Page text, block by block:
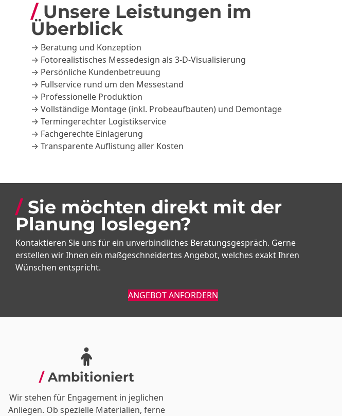
Unsere Leistungen im
Überblick
→ Beratung und Konzeption
→ Fotorealistisches Messedesign als 3-D-Visualisierung
→ Persönliche Kundenbetreuung
→ Fullservice rund um den Messestand
→ Professionelle Produktion
→ Vollständige Montage (inkl. Probeaufbauten) und Demontage
→ Termingerechter Logistikservice
→ Fachgerechte Einlagerung
→ Transparente Auflistung aller Kosten
Sie möchten direkt mit der
Planung loslegen?
Kontaktieren Sie uns für ein unverbindliches Beratungsgespräch. Gerne
erstellen wir Ihnen ein maßgeschneidertes Angebot, welches exakt Ihren
Wünschen entspricht.
ANGEBOT ANFORDERN
Ambitioniert
Wir stehen für Engagement in jeglichen
Anliegen. Ob spezielle Materialien, ferne